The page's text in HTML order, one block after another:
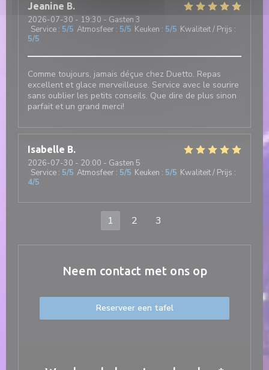
Jeanine B
2026-07-30 - 19:30 - Gasten 3
Service : 5/5 Atmosfeer : 5/5 Keuken : 5/5 Kwaliteit / Prijs :
5/5
Comme toujours, jamais déçue chez Duetto. Repas
excellent et glace merveilleuse. Service avec le sourire
sans oublier les petits conseils. Que dire de plus sinon
parfait et un grand merci!
Isabelle B
2026-07-30 - 20:00 - Gasten 5
Service : 5/5 Atmosfeer : 5/5 Keuken : 5/5 Kwaliteit / Prijs :
4/5
1 2 3
Neem contact met ons op
Reserveer een tafel